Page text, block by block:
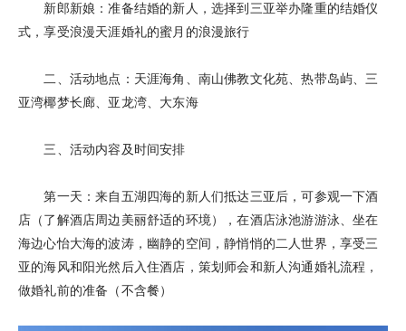
新郎新娘：准备结婚的新人，选择到三亚举办隆重的结婚仪
式，享受浪漫天涯婚礼的蜜月的浪漫旅行
二、活动地点：天涯海角、南山佛教文化苑、热带岛屿、三
亚湾椰梦长廊、亚龙湾、大东海
三、活动内容及时间安排
第一天：来自五湖四海的新人们抵达三亚后，可参观一下酒
店（了解酒店周边美丽舒适的环境），在酒店泳池游游泳、坐在
海边心怡大海的波涛，幽静的空间，静悄悄的二人世界，享受三
亚的海风和阳光然后入住酒店，策划师会和新人沟通婚礼流程，
做婚礼前的准备（不含餐）